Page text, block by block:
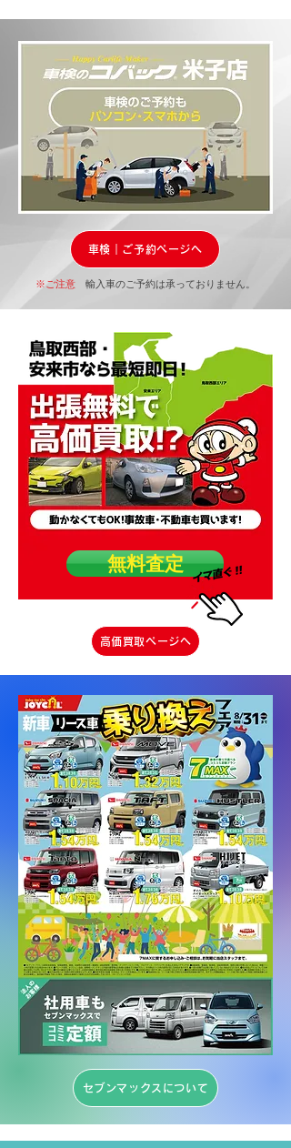
車検｜ご予約ページへ
※ご注意 輸入車のご予約は承っておりません。
無料査定
高価買取ページへ
セブンマックスについて